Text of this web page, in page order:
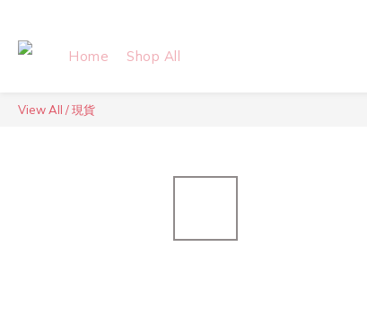
Home Shop All
View All /現貨